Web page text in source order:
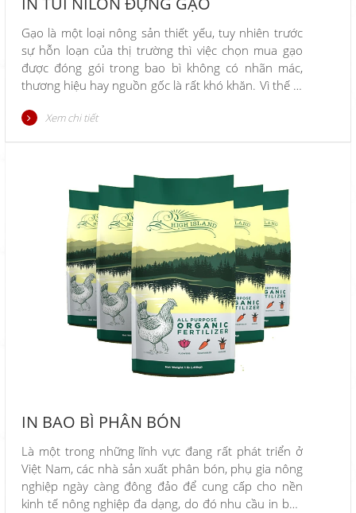
Gạo là một loại nông sản thiết yếu, tuy nhiên trước
sự hỗn loạn của thị trường thì việc chọn mua gạo
được đóng gói trong bao bì không có nhãn mác,
thương hiệu hay nguồn gốc là rất khó khăn. Vì thế in
các doanh nghiệp kinh doanh gạo.
Xem chi tiết
IN BAO BÌ PHÂN BÓN
Là một trong những lĩnh vực đang rất phát triển ở
Việt Nam, các nhà sản xuất phân bón, phụ gia nông
nghiệp ngày càng đông đảo để cung cấp cho nền
kinh tế nông nghiệp đa dạng, do đó nhu cầu in bao